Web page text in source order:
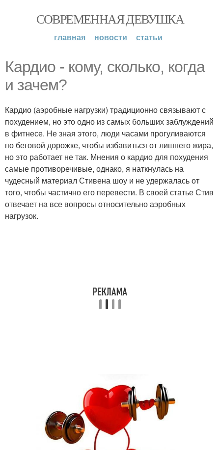
СОВРЕМЕННАЯ ДЕВУШКА
главная новости статьи
Кардио - кому, сколько, когда
и зачем?
Кардио (аэробные нагрузки) традиционно связывают с
похудением, но это одно из самых больших заблуждений
в фитнесе. Не зная этого, люди часами прогуливаются
по беговой дорожке, чтобы избавиться от лишнего жира,
но это работает не так. Мнения о кардио для похудения
самые противоречивые, однако, я наткнулась на
чудесный материал Стивена шоу и не удержалась от
того, чтобы частично его перевести. В своей статье Стив
отвечает на все вопросы относительно аэробных
нагрузок.